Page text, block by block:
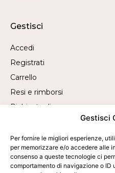
Gestisci
Per fornire le migliori esperienze,
per memorizzare e/o accedere alle
consenso a queste tecnologie ci
comportamento di navigazione o ID
Gestisci
Accedi
Registrati
Carrello
Resi e rimborsi
Richiesta di recesso
Contatti
Chiamaci: +39 019 840 2305